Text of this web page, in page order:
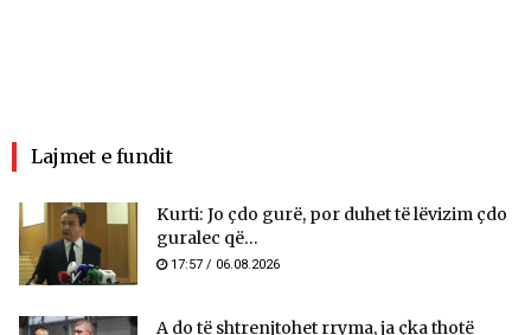
Lajmet e fundit
Kurti: Jo çdo gurë, por duhet të lëvizim çdo
guralec që...
17:57 / 06.08.2026
A do të shtrenjtohet rryma, ja çka thotë